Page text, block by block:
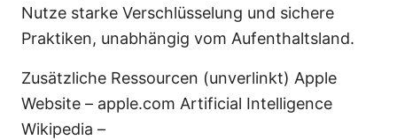
Nutze starke Verschlüsselung und sichere
Praktiken, unabhängig vom Aufenthaltsland.
Zusätzliche Ressourcen (unverlinkt) Apple
Website – apple.com Artificial Intelligence
Wikipedia –